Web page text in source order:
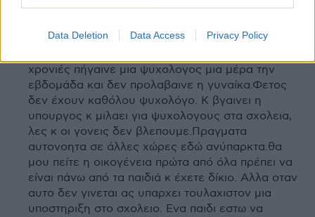
Data Deletion Data Access Privacy Policy
13.05.2026, 00:23
χρονιές πήγαινε μια ψυχολογος μια μέρα την
εβδομάδα και δεν προλαβαινε η γυναίκα.Φετος
δεν έχουν καθόλου ψυχολόγο. Κ βγαινει η
υπουργος κ μιλαει για ψυχολογους στα σχολεια,
λες κ οι γονεις δεν βλεπουμε.Πραγματα
αυτονοητα σε άλλες χώρες εδώ ανύπαρκτα.θα
μου πείτε η οικογένεια πρώτα από όλα πρέπει να
είναι πάνω από τα παιδιά κ έχετε δίκιο. Αλλα οταν
αυτο δεν γινεται ας υπαρχει τουλαχιστον μια
υποστηριξη στο σχολειο. Ενα παιδι εστω να